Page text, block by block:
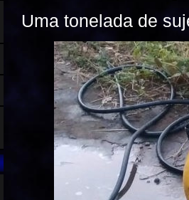
Uma tonelada de